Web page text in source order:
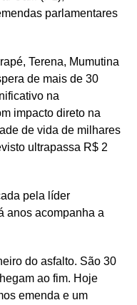
parlamentares
Terena, Mumutina
de mais de 30
na
impacto direto na
de vida de milhares
ultrapassa R$ 2
pela líder
anos acompanha a
do asfalto. São 30
ao fim. Hoje
emenda e um